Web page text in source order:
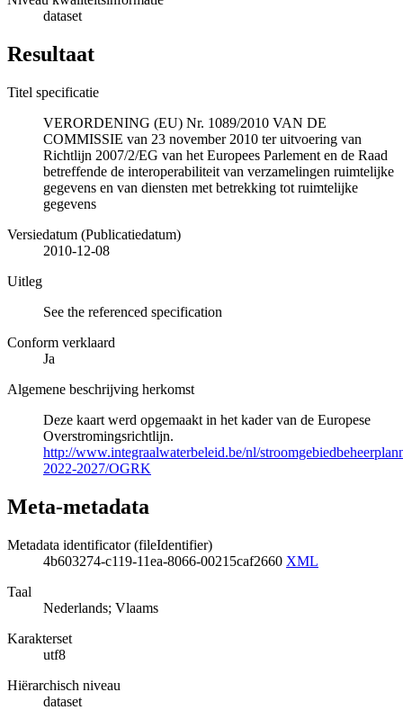
dataset
Resultaat
Titel specificatie
VERORDENING (EU) Nr. 1089/2010 VAN DE
COMMISSIE van 23 november 2010 ter uitvoering van
Richtlijn 2007/2/EG van het Europees Parlement en de Raad
betreffende de interoperabiliteit van verzamelingen ruimtelijke
gegevens en van diensten met betrekking tot ruimtelijke
gegevens
Versiedatum (Publicatiedatum)
2010-12-08
Uitleg
See the referenced specification
Conform verklaard
Ja
Algemene beschrijving herkomst
Deze kaart werd opgemaakt in het kader van de Europese
Overstromingsrichtlijn.
http://www.integraalwaterbeleid.be/nl/
2022-2027/OGRK
Meta-metadata
Metadata identificator (fileIdentifier)
4b603274-c119-11ea-8066-00215caf2660 XML
Taal
Nederlands; Vlaams
Karakterset
utf8
Hiërarchisch niveau
dataset